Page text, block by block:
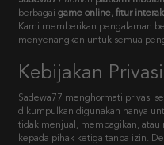
berbagai game online, fitur
Kami memberikan pengalaman
menyenangkan untuk semua
Kebijakan Privasi
Sadewa77 menghormati privasi
dikumpulkan digunakan hanya
tidak menjual, membagikan, atau
kepada pihak ketiga tanpa izin.